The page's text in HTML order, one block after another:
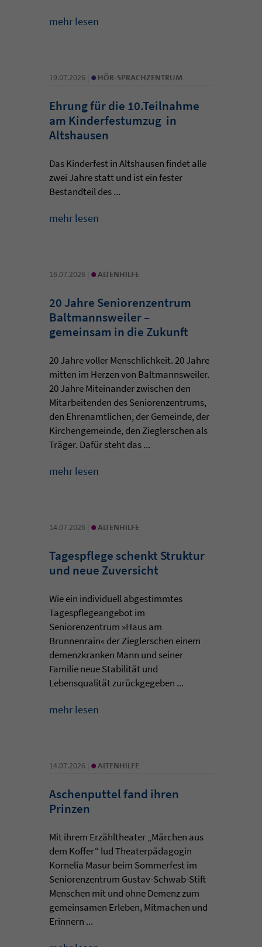
mehr lesen
19.07.2026 | • HÖR-SPRACHZENTRUM
Ehrung für die 10.Teilnahme
am Kinderfestumzug in
Altshausen
Das Kinderfest in Altshausen findet alle
zwei Jahre statt und ist ein fester
Bestandteil des ...
mehr lesen
16.07.2026 | • ALTENHILFE
20 Jahre Seniorenzentrum
Baltmannsweiler –
gemeinsam in die Zukunft
20 Jahre voller Menschlichkeit. 20 Jahre
mitten im Herzen von Baltmannsweiler.
20 Jahre Miteinander zwischen den
Mitarbeitenden des Seniorenzentrums,
den Ehrenamtlichen, der Gemeinde, der
Kirchengemeinde, den Zieglerschen als
Träger. Dafür steht das ...
mehr lesen
14.07.2026 | • ALTENHILFE
Tagespflege schenkt Struktur
und neue Zuversicht
Wie ein individuell abgestimmtes
Tagespflegeangebot im
Seniorenzentrum »Haus am
Brunnenrain« der Zieglerschen einem
demenzkranken Mann und seiner
Familie neue Stabilität und
Lebensqualität zurückgegeben ...
mehr lesen
14.07.2026 | • ALTENHILFE
Aschenputtel fand ihren
Prinzen
Mit ihrem Erzähltheater „Märchen aus
dem Koffer“ lud Theaterpädagogin
Kornelia Masur beim Sommerfest im
Seniorenzentrum Gustav-Schwab-Stift
Menschen mit und ohne Demenz zum
gemeinsamen Erleben, Mitmachen und
Erinnern ...